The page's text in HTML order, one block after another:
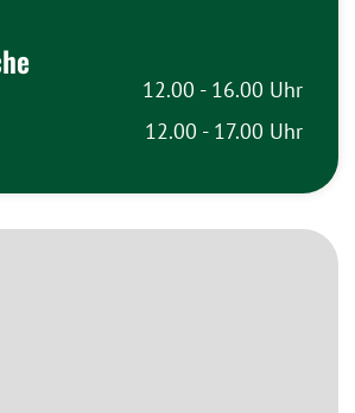
12.00 - 16.00 Uhr
12.00 - 17.00 Uhr